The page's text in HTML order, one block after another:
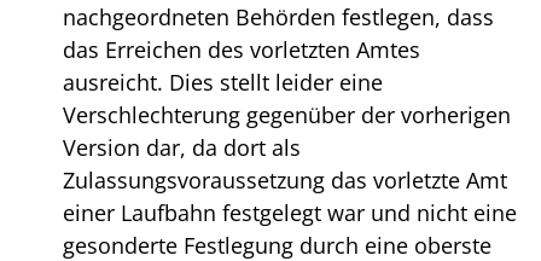
nachgeordneten Behörden festlegen, dass
das Erreichen des vorletzten Amtes
ausreicht. Dies stellt leider eine
Verschlechterung gegenüber der vorherigen
Version dar, da dort als
Zulassungsvoraussetzung das vorletzte Amt
einer Laufbahn festgelegt war und nicht eine
gesonderte Festlegung durch eine oberste